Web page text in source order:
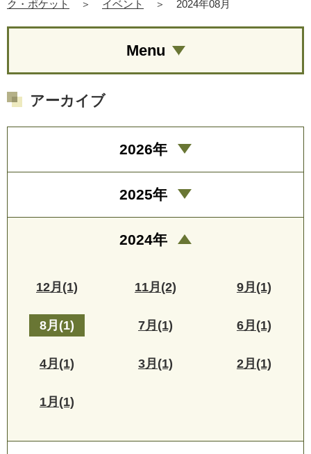
ク・ポケット
＞ イベント ＞ 2024年08月
Menu
アーカイブ
2026年
2025年
2024年
12月(1) 11月(2) 9月(1)
8月(1) 7月(1) 6月(1)
4月(1) 3月(1) 2月(1)
1月(1)